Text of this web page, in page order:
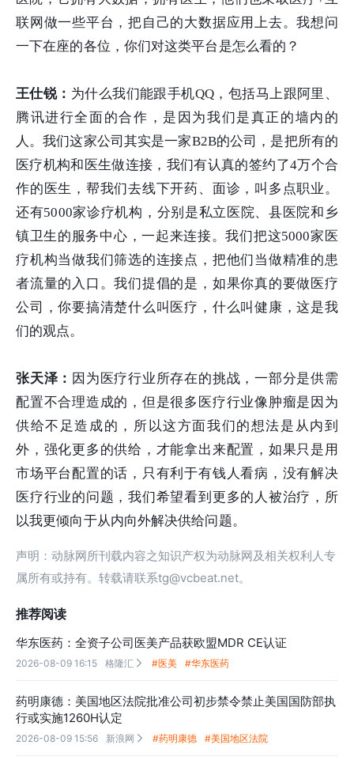
联网做一些平台，把自己的大数据应用上去。我想问
一下在座的各位，你们对这类平台是怎么看的？
王仕锐： 为什么我们能跟手机QQ，包括马上跟阿里、
腾讯进行全面的合作，是因为我们是真正的墙内的
人。我们这家公司其实是一家B2B的公司，是把所有的
医疗机构和医生做连接，我们有认真的签约了4万个合
作的医生，帮我们去线下开药、面诊，叫多点职业。
还有5000家诊疗机构，分别是私立医院、县医院和乡
镇卫生的服务中心，一起来连接。我们把这5000家医
疗机构当做我们筛选的连接点，把他们当做精准的患
者流量的入口。我们提倡的是，如果你真的要做医疗
公司，你要搞清楚什么叫医疗，什么叫健康，这是我
们的观点。
张天泽： 因为医疗行业所存在的挑战，一部分是供需
配置不合理造成的，但是很多医疗行业像肿瘤是因为
供给不足造成的，所以这方面我们的想法是从内到
外，强化更多的供给，才能拿出来配置，如果只是用
市场平台配置的话，只有利于有钱人看病，没有解决
医疗行业的问题，我们希望看到更多的人被治疗，所
以我更倾向于从内向外解决供给问题。
声明：动脉网所刊载内容之知识产权为动脉网及相关权利人专
属所有或持有。转载请联系tg@vcbeat.net。
推荐阅读
华东医药：全资子公司医美产品获欧盟MDR CE认证
2026-08-09 16:15 格隆汇  #医美 #华东医药
药明康德：美国地区法院批准公司初步禁令禁止美国国防部执
行或实施1260H认定
2026-08-09 15:56 新浪网  #药明康德 #美国地区法院